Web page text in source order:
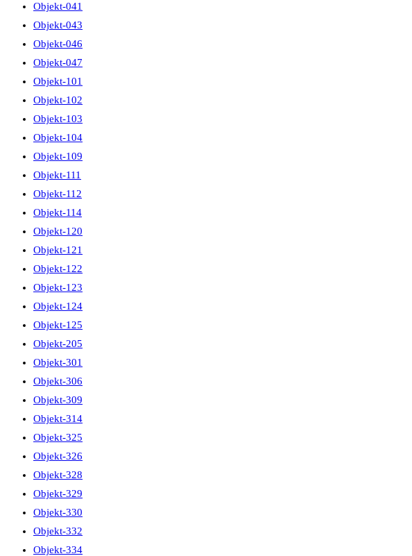
Objekt-041
Objekt-043
Objekt-046
Objekt-047
Objekt-101
Objekt-102
Objekt-103
Objekt-104
Objekt-109
Objekt-111
Objekt-112
Objekt-114
Objekt-120
Objekt-121
Objekt-122
Objekt-123
Objekt-124
Objekt-125
Objekt-205
Objekt-301
Objekt-306
Objekt-309
Objekt-314
Objekt-325
Objekt-326
Objekt-328
Objekt-329
Objekt-330
Objekt-332
Objekt-334